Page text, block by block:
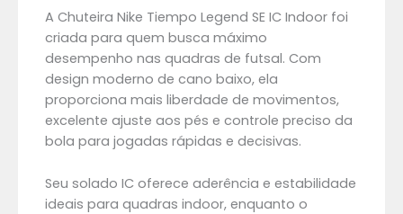
A Chuteira Nike Tiempo Legend SE IC Indoor foi
criada para quem busca máximo
desempenho nas quadras de futsal. Com
design moderno de cano baixo, ela
proporciona mais liberdade de movimentos,
excelente ajuste aos pés e controle preciso da
bola para jogadas rápidas e decisivas.
Seu solado IC oferece aderência e estabilidade
ideais para quadras indoor, enquanto o